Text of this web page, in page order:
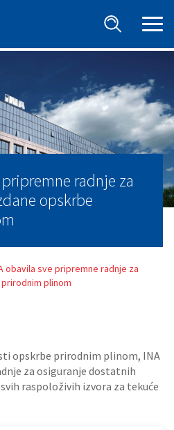
radnje za
opskrbe
obavila sve pripremne radnje za
plinom
opskrbe prirodnim plinom, INA
za osiguranje dostatnih
raspoloživih izvora za tekuće